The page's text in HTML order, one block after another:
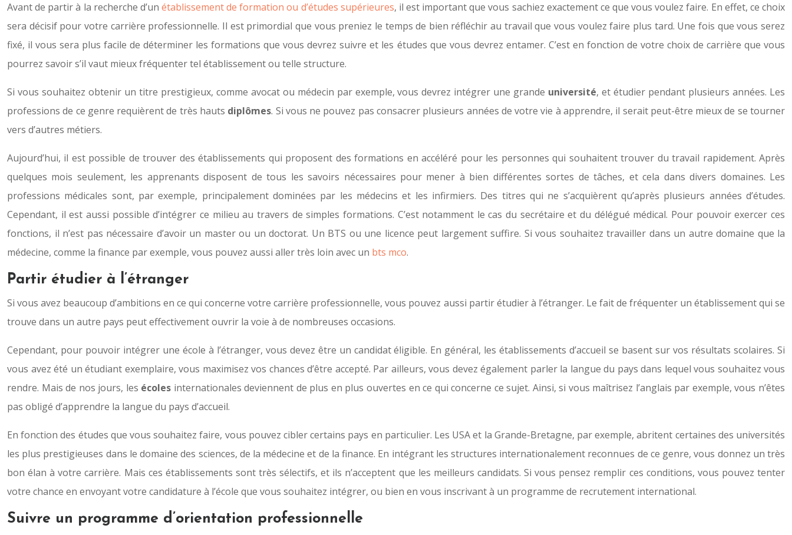
Avant de partir à la recherche d’un établissement de formation ou d’études supérieures, il est important que vous sachiez exactement ce que vous voulez faire. En effet, ce choix
sera décisif pour votre carrière professionnelle. Il est primordial que vous preniez le temps de bien réfléchir au travail que vous voulez faire plus tard. Une fois que vous serez
fixé, il vous sera plus facile de déterminer les formations que vous devrez suivre et les études que vous devrez entamer. C’est en fonction de votre choix de carrière que vous
pourrez savoir s’il vaut mieux fréquenter tel établissement ou telle structure.
Si vous souhaitez obtenir un titre prestigieux, comme avocat ou médecin par exemple, vous devrez intégrer une grande université, et étudier pendant plusieurs années. Les
professions de ce genre requièrent de très hauts diplômes. Si vous ne pouvez pas consacrer plusieurs années de votre vie à apprendre, il serait peut-être mieux de se tourner
vers d’autres métiers.
Aujourd’hui, il est possible de trouver des établissements qui proposent des formations en accéléré pour les personnes qui souhaitent trouver du travail rapidement. Après
quelques mois seulement, les apprenants disposent de tous les savoirs nécessaires pour mener à bien différentes sortes de tâches, et cela dans divers domaines. Les
professions médicales sont, par exemple, principalement dominées par les médecins et les infirmiers. Des titres qui ne s’acquièrent qu’après plusieurs années d’études.
Cependant, il est aussi possible d’intégrer ce milieu au travers de simples formations. C’est notamment le cas du secrétaire et du délégué médical. Pour pouvoir exercer ces
fonctions, il n’est pas nécessaire d’avoir un master ou un doctorat. Un BTS ou une licence peut largement suffire. Si vous souhaitez travailler dans un autre domaine que la
médecine, comme la finance par exemple, vous pouvez aussi aller très loin avec un bts mco.
Partir étudier à l’étranger
Si vous avez beaucoup d’ambitions en ce qui concerne votre carrière professionnelle, vous pouvez aussi partir étudier à l’étranger. Le fait de fréquenter un établissement qui se
trouve dans un autre pays peut effectivement ouvrir la voie à de nombreuses occasions.
Cependant, pour pouvoir intégrer une école à l’étranger, vous devez être un candidat éligible. En général, les établissements d’accueil se basent sur vos résultats scolaires. Si
vous avez été un étudiant exemplaire, vous maximisez vos chances d’être accepté. Par ailleurs, vous devez également parler la langue du pays dans lequel vous souhaitez vous
rendre. Mais de nos jours, les écoles internationales deviennent de plus en plus ouvertes en ce qui concerne ce sujet. Ainsi, si vous maîtrisez l’anglais par exemple, vous n’êtes
pas obligé d’apprendre la langue du pays d’accueil.
En fonction des études que vous souhaitez faire, vous pouvez cibler certains pays en particulier. Les USA et la Grande-Bretagne, par exemple, abritent certaines des universités
les plus prestigieuses dans le domaine des sciences, de la médecine et de la finance. En intégrant les structures internationalement reconnues de ce genre, vous donnez un très
bon élan à votre carrière. Mais ces établissements sont très sélectifs, et ils n’acceptent que les meilleurs candidats. Si vous pensez remplir ces conditions, vous pouvez tenter
votre chance en envoyant votre candidature à l’école que vous souhaitez intégrer, ou bien en vous inscrivant à un programme de recrutement international.
Suivre un programme d’orientation professionnelle